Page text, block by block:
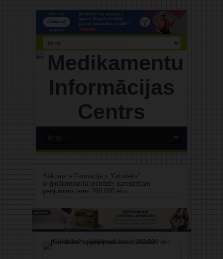
Sākums » Farmācija» “Grindeks”
oriģinālprodukta izstrādei paredzētam
pētījumam tērēs 260 000 eiro